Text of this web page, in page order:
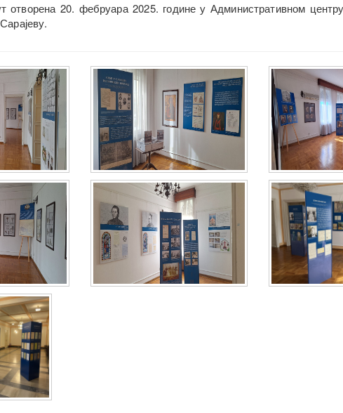
отворена 20. фебруара 2025. године у Административном